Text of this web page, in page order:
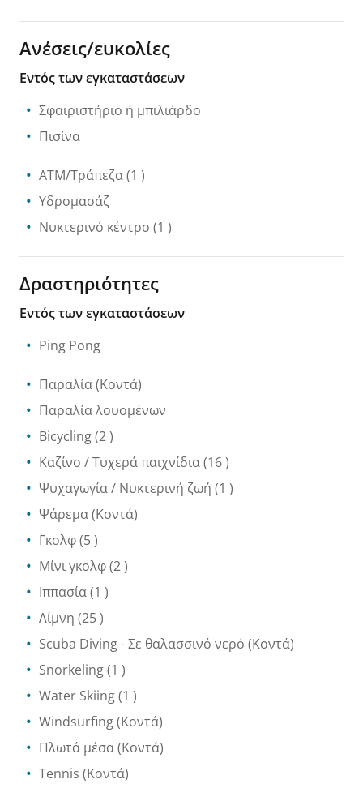
Ανέσεις/ευκολίες
Εντός των εγκαταστάσεων
Σφαιριστήριο ή μπιλιάρδο
Πισίνα
ATM/Τράπεζα(1 )
Υδρομασάζ
Νυκτερινό κέντρο (1 )
Δραστηριότητες
Εντός των εγκαταστάσεων
Ping Pong
Παραλία(Κοντά)
Παραλία λουομένων
Bicycling(2 )
Καζίνο / Τυχερά παιχνίδια(16 )
Ψυχαγωγία / Νυκτερινή ζωή (1 )
Ψάρεμα(Κοντά)
Γκολφ(5 )
Μίνι γκολφ(2 )
Ιππασία(1 )
Λίμνη (25 )
Scuba Diving- Σε θαλασσινό νερό (Κοντά)
Snorkeling(1 )
Water Skiing(1 )
Windsurfing(Κοντά)
Πλωτά μέσα(Κοντά)
Tennis (Κοντά)